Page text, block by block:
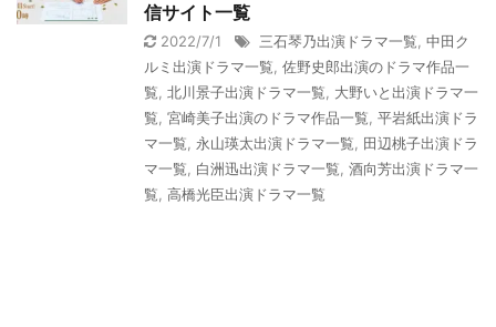
信サイト一覧
2022/7/1 三石琴乃出演ドラマ一覧 中田ク
ルミ出演ドラマ一覧 佐野史郎出演のドラマ作品一
覧 北川景子出演ドラマ一覧
大野いと出演ドラマ一
覧 宮崎美子出演のドラマ作品一覧 平岩紙出演ドラ
マ一覧 永山瑛太出演ドラマ一覧
田辺桃子出演ドラ
マ一覧
白洲迅出演ドラマ一覧 酒向芳出演ドラマ一
覧 高橋光臣出演ドラマ一覧